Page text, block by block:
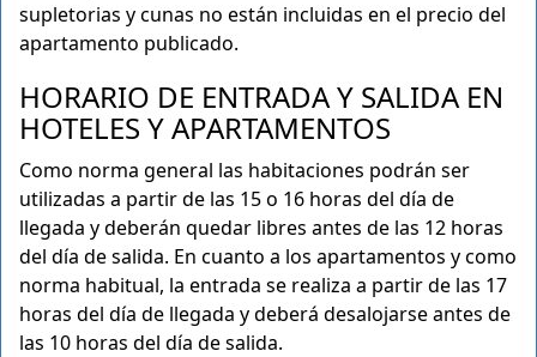
supletorias y cunas no están incluidas en el precio del
apartamento publicado.
HORARIO DE ENTRADA Y SALIDA EN
HOTELES Y APARTAMENTOS
Como norma general las habitaciones podrán ser
utilizadas a partir de las 15 o 16 horas del día de
llegada y deberán quedar libres antes de las 12 horas
del día de salida. En cuanto a los apartamentos y como
norma habitual, la entrada se realiza a partir de las 17
horas del día de llegada y deberá desalojarse antes de
las 10 horas del día de salida.